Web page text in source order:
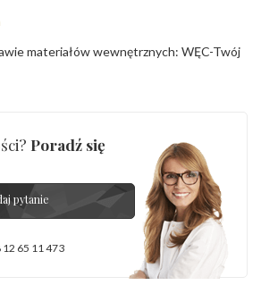
materiałów wewnętrznych: WĘC-Twój
Poradź się
pytanie
12 65 11 473